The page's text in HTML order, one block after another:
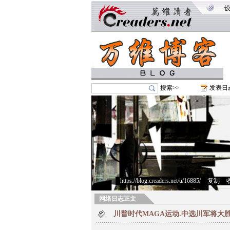
搜索>> 发表日
https://blog.creaders.net/u/16885/> 复制
网络日志正文
川普时代MAGA运动.中选川军将大